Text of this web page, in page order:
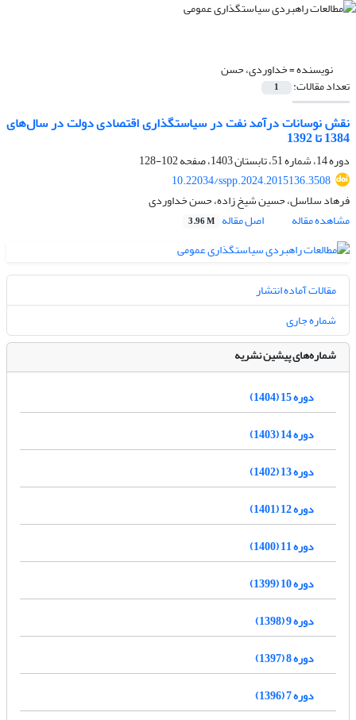
نویسنده =خداوردی، حسن
تعداد مقالات: 1
نقش نوسانات درآمد نفت در سیاستگذاری اقتصادی دولت در سال‌های
1384 تا 1392
دوره 14، شماره 51، تابستان 1403، صفحه
102-128
10.22034/sspp.2024.2015136.3508
فرهاد سلاسل، حسین شیخ زاده، حسن خداوردی
مشاهده مقاله
اصل مقاله 3.96 M
مقالات آماده انتشار
شماره جاری
شماره‌های پیشین نشریه
دوره 15 (1404)
دوره 14 (1403)
دوره 13 (1402)
دوره 12 (1401)
دوره 11 (1400)
دوره 10 (1399)
دوره 9 (1398)
دوره 8 (1397)
دوره 7 (1396)